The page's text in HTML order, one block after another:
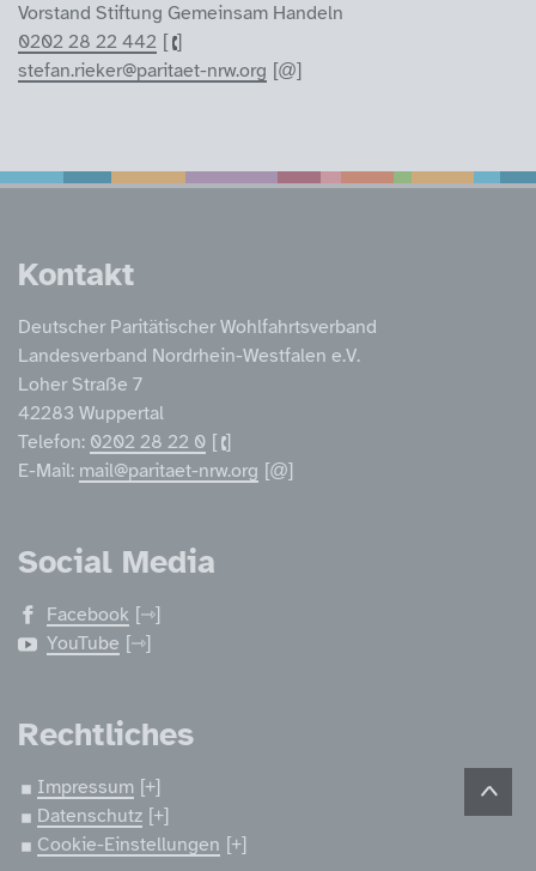
Vorstand Stiftung Gemeinsam Handeln
0202 28 22 442
stefan.rieker@paritaet-nrw.org
Service
Kontakt
Deutscher Paritätischer Wohlfahrtsverband
Landesverband Nordrhein-Westfalen e.V.
Loher Straße 7
42283 Wuppertal
Telefon: 0202 28 22 0
E-Mail: mail@paritaet-nrw.org
Social Media
Facebook
YouTube
Rechtliches
Impressum
Datenschutz
Cookie-Einstellungen